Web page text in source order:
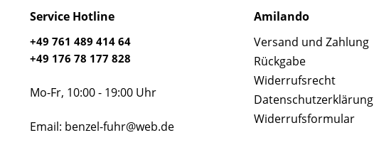
Service Hotline
+49 761 489 414 64
+49 176 78 177 828
Mo-Fr, 10:00 - 19:00 Uhr
Email: benzel-fuhr@web.de
Amilando
Versand und Zahlung
Rückgabe
Widerrufsrecht
Datenschutzerklärung
Widerrufsformular